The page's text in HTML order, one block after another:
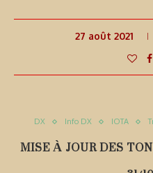
27 août 2021
DX Info DX IOTA
MISE À JOUR DES